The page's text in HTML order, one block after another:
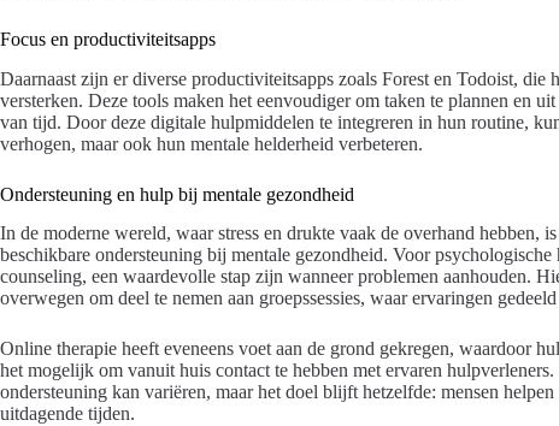
Focus en productiviteitsapps
Daarnaast zijn er diverse productiviteitsapps zoals Forest en Todoist,
versterken. Deze tools maken het eenvoudiger om taken te plannen en
van tijd. Door deze digitale hulpmiddelen te integreren in hun routine,
verhogen, maar ook hun mentale helderheid verbeteren.
Ondersteuning en hulp bij mentale gezondheid
In de moderne wereld, waar stress en drukte vaak de overhand hebben,
beschikbare ondersteuning bij mentale gezondheid. Voor
counseling, een waardevolle stap zijn wanneer problemen aanhouden.
overwegen om deel te nemen aan groepssessies, waar ervaringen
Online therapie heeft eveneens voet aan de grond gekregen, waardoor
het mogelijk om vanuit huis contact te hebben met ervaren
ondersteuning kan variëren, maar het doel blijft hetzelfde: mensen
uitdagende tijden.